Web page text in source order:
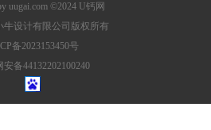
uugai.com©2024 U钙网
牛设计有限公司版权所有
备2023153450号
安备44132202100240